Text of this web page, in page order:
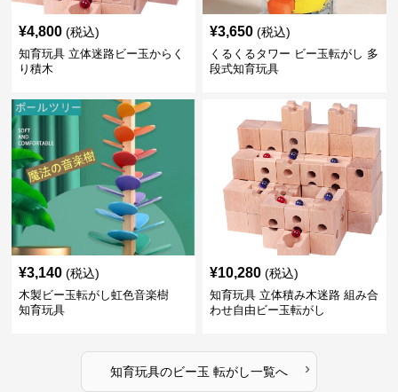
¥4,800 (税込)
知育玩具 立体迷路ビー玉からく
り積木
¥3,650 (税込)
くるくるタワー ビー玉転がし 多
段式知育玩具
¥3,140 (税込)
木製ビー玉転がし虹色音楽樹
知育玩具
¥10,280 (税込)
知育玩具 立体積み木迷路 組み合
わせ自由ビー玉転がし
知育玩具のビー玉 転がし一覧へ ›